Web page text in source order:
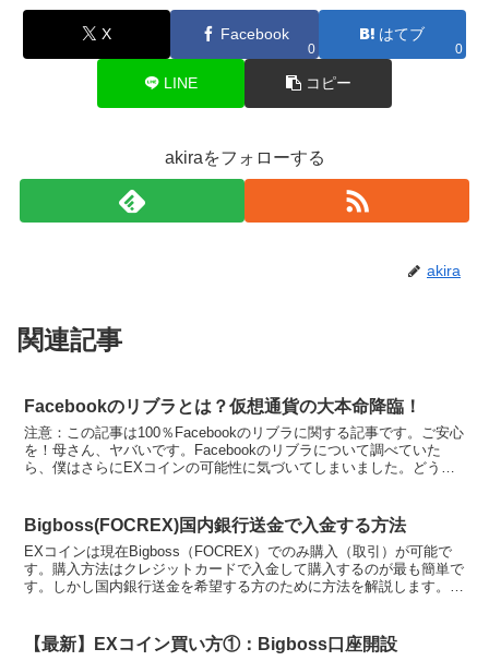
X Facebook
0
はてブ
0
LINE コピー
akiraをフォローする
akira
関連記事
Facebookのリブラとは？仮想通貨の大本命降臨！
注意：この記事は100％Facebookのリブラに関する記事です。ご安心
を！母さん、ヤバいです。Facebookのリブラについて調べていた
ら、僕はさらにEXコインの可能性に気づいてしまいました。どうし
Bigboss(FOCREX)国内銀行送金で入金する方法
EXコインは現在Bigboss（FOCREX）でのみ購入（取引）が可能で
す。購入方法はクレジットカードで入金して購入するのが最も簡単で
す。しかし国内銀行送金を希望する方のために方法を解説します。も
【最新】EXコイン買い方①：Bigboss口座開設